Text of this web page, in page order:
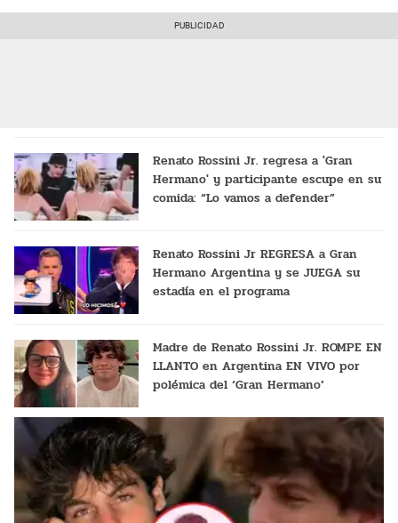
Renato Rossini Jr. regresa a 'Gran
Hermano' y participante escupe en su
comida: “Lo vamos a defender”
Renato Rossini Jr REGRESA a Gran
Hermano Argentina y se JUEGA su
estadía en el programa
Madre de Renato Rossini Jr. ROMPE EN
LLANTO en Argentina EN VIVO por
polémica del ‘Gran Hermano’